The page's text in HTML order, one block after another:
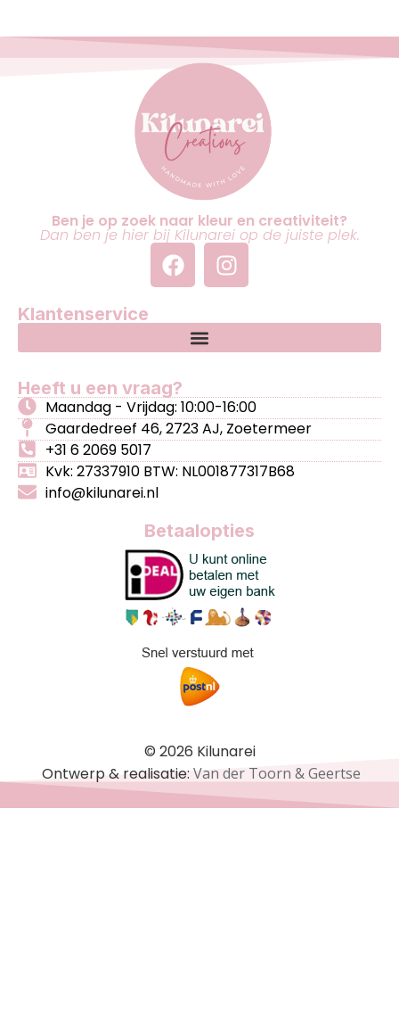
Ben je op zoek naar kleur en creativiteit?
Dan ben je hier bij Kilunarei op de juiste plek.
Klantenservice
Heeft u een vraag?
Maandag - Vrijdag: 10:00-16:00
Gaardedreef 46, 2723 AJ, Zoetermeer
+31 6 2069 5017
Kvk: 27337910 BTW: NL001877317B68
info@kilunarei.nl
Betaalopties
© 2026 Kilunarei
Ontwerp & realisatie:Van der Toorn & Geertse